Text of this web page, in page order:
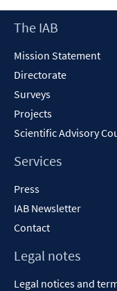
Footer
The IAB
Mission Statement
Directorate
Surveys
Projects
Scientific Advisory
Services
Press
IAB Newsletter
Contact
Legal notes
Legal notices and